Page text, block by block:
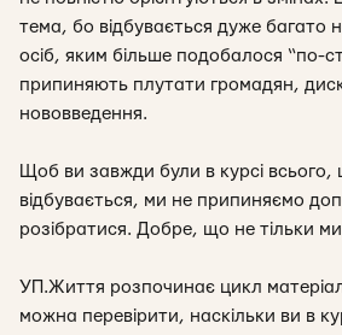
тема, бо відбувається дуже багато
осіб, яким більше подобалося “по-
припиняють плутати громадян,
нововведення.
Щоб ви завжди були в курсі всього,
відбувається, ми не припиняємо
розібратися. Добре, що не тільки ми
УП.Життя розпочинає цикл
можна перевірити, наскільки ви в